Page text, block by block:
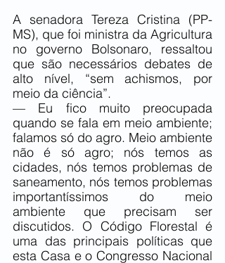
A senadora Tereza Cristina (PP-
MS), que foi ministra da Agricultura
no governo Bolsonaro, ressaltou
que são necessários debates de
alto nível, “sem achismos, por
meio da ciência”.
— Eu fico muito preocupada
quando se fala em meio ambiente;
falamos só do agro. Meio ambiente
não é só agro; nós temos as
cidades, nós temos problemas de
saneamento, nós temos problemas
importantíssimos do meio
ambiente que precisam ser
discutidos. O Código Florestal é
uma das principais políticas que
esta Casa e o Congresso Nacional